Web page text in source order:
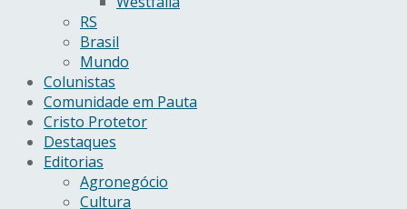
RS
Brasil
Mundo
Colunistas
Comunidade em Pauta
Cristo Protetor
Destaques
Editorias
Agronegócio
Cultura